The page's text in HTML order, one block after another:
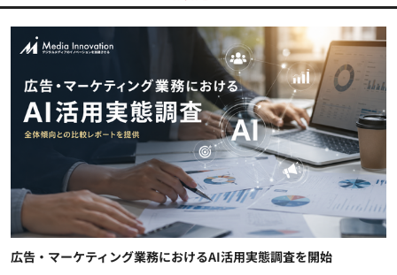
広告・マーケティング業務におけるAI活用実態調査を開始